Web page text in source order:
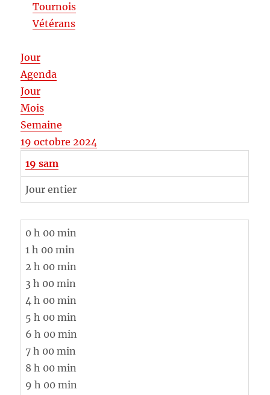
Tournois
Vétérans
Jour
Agenda
Jour
Mois
Semaine
19 octobre 2024
19 sam
Jour entier
0 h 00 min
1 h 00 min
2 h 00 min
3 h 00 min
4 h 00 min
5 h 00 min
6 h 00 min
7 h 00 min
8 h 00 min
9 h 00 min